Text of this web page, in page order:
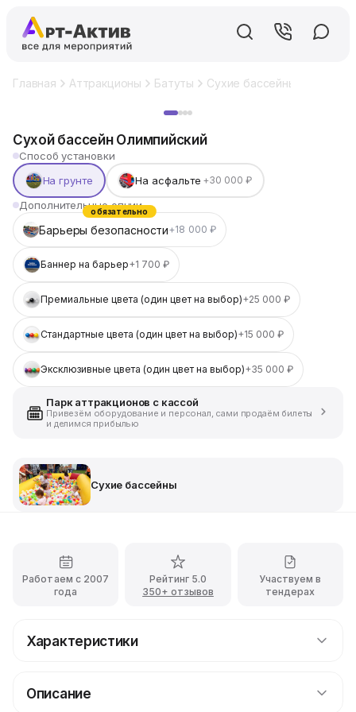
Главная Аттракционы Батуты Сухие бассейны
Сухой бассейн Олимпийский
Способ установки
На грунте
На асфальте +30 000 ₽
Дополнительные опции
Барьеры безопасности+18 000 ₽
обязательно
Баннер на барьер+1 700 ₽
Премиальные цвета (один цвет на выбор)+25 000 ₽
Стандартные цвета (один цвет на выбор)+15 000 ₽
Эксклюзивные цвета (один цвет на выбор)+35 000 ₽
Парк аттракционов с кассой
Привезём оборудование и персонал, сами продаём билеты
и делимся прибылью
Сухие бассейны
Работаем с 2007
года
Рейтинг 5.0
350+ отзывов
Участвуем в
тендерах
Характеристики
Описание